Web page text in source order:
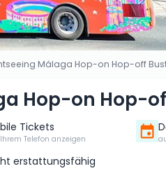
Málaga Hop-on Hop-off
Hop-on Hop-
Tickets
Telefon anzeigen
erstattungsfähig